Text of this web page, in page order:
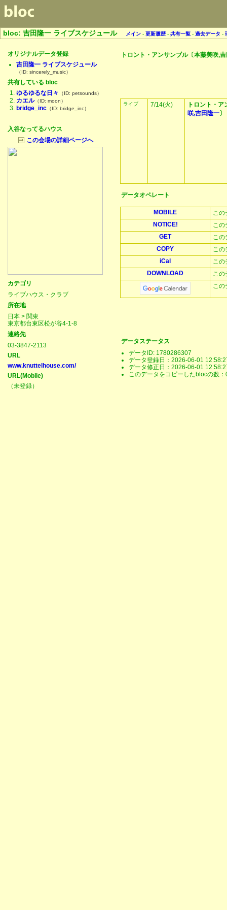
bloc: 吉田隆一 ライブスケジュール メイン -更新履歴 -共有一覧 -過去データ -
オリジナルデータ登録
吉田隆一 ライブスケジュール
（ID: sincerely_music）
共有している bloc
ゆるゆるな日々
（ID: petsounds）
カエル（ID: moon）
bridge_inc（ID: bridge_inc）
入谷なってるハウス
この会場の詳細ページへ
カテゴリ
ライブハウス・クラブ
所在地
日本 > 関東
東京都台東区松が谷4-1-8
連絡先
03-3847-2113
URL
www.knuttelhouse.com/
URL(Mobile)
（未登録）
トロント・アンサンブル〔本藤美咲,
ライブ 7/14(火)
トロント・
咲,吉田隆一〕
データオペレート
MOBILE
この
NOTICE!
この
GET
この
COPY
この
iCal
この
DOWNLOAD
この
この
データステータス
データID: 1780286307
データ登録日：2026-06-01
データ修正日：2026-06-01
このデータをコピーしたblocの数：